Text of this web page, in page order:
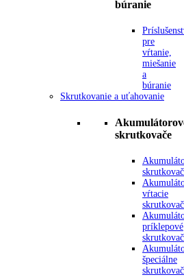
búranie
pre
vŕtanie,
miešanie
a
búranie
Skrutkovanie a uťahovanie
skrutkovače
vŕtacie
príklepové
špeciálne